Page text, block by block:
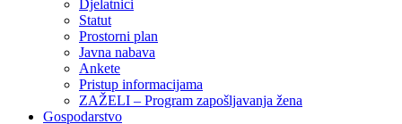
Djelatnici
Statut
Prostorni plan
Javna nabava
Ankete
Pristup informacijama
ZAŽELI – Program zapošljavanja žena
Gospodarstvo